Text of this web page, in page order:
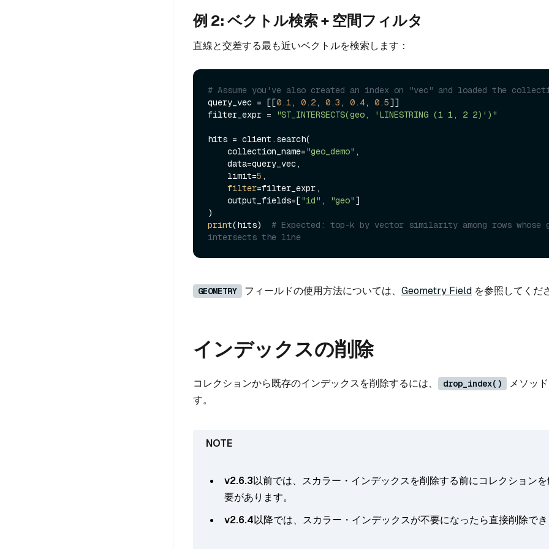
例 2: ベクトル検索 + 空間フィルタ
直線と交差する最も近いベクトルを検索します：
# Assume you've also created an index on "vec" and loaded the
query_vec = [[0.1, 0.2, 0.3 , 0.4, 0.5]]
filter_expr =
"ST_INTERSECTS(geo, 'LINESTRING (1 1, 2 2)')"
hits = client.search(
    collection_name=
"geo_demo" ,
    limit=
5 ,
filter=filter_expr,
    output_fields=[
"id" , "geo"]
print(hits) # Expected: top-k by vector similarity among rows whose
intersects the line
GEOMETRY フィールドの使用方法については、 Geometry Field を参照してくだ
インデックスの削除
コレクションから既存のインデックスを削除するには、 drop_index()
メソッ
す。
v2.6.3以前では、スカラー・インデックスを削除する前にコレクション
要があります。
v2.6.4以降では、スカラー・インデックスが不要になったら直接削除でき